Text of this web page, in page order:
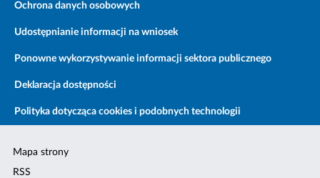
Ochrona danych osobowych
Udostępnianie informacji na wniosek
Ponowne wykorzystywanie informacji sektora publicznego
Deklaracja dostępności
Polityka dotycząca cookies i podobnych technologii
Mapa strony
RSS